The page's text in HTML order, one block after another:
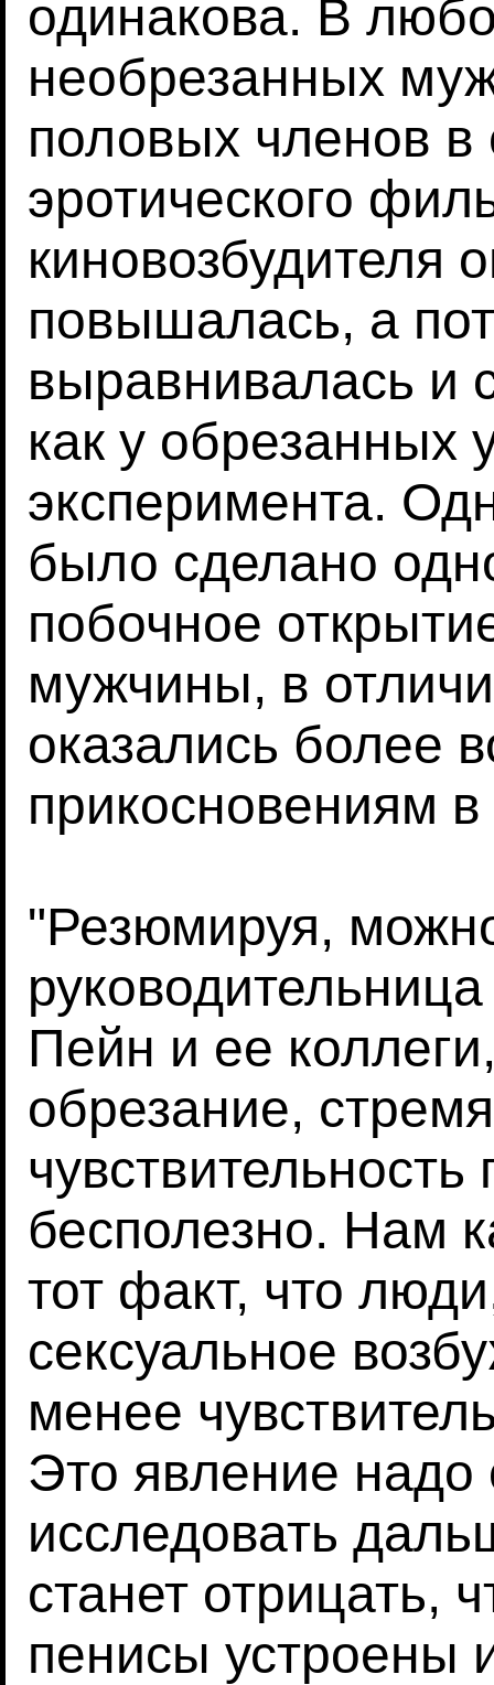
одинакова. В
необрезанных
половых членов в
эротического
киновозбудителя
повышалась, а
выравнивалась и
как у обрезанных
эксперимента.
было сделано
побочное
мужчины, в
оказались более
прикосновениям
"Резюмируя,
Пейн и ее
обрезание,
бесполезно. Нам
тот факт, что
сексуальное
менее
Это явление надо
исследовать
станет отрицать,
пенисы устроены